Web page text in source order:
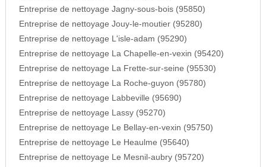
Entreprise de nettoyage Jagny-sous-bois (95850)
Entreprise de nettoyage Jouy-le-moutier (95280)
Entreprise de nettoyage L'isle-adam (95290)
Entreprise de nettoyage La Chapelle-en-vexin (95420)
Entreprise de nettoyage La Frette-sur-seine (95530)
Entreprise de nettoyage La Roche-guyon (95780)
Entreprise de nettoyage Labbeville (95690)
Entreprise de nettoyage Lassy (95270)
Entreprise de nettoyage Le Bellay-en-vexin (95750)
Entreprise de nettoyage Le Heaulme (95640)
Entreprise de nettoyage Le Mesnil-aubry (95720)